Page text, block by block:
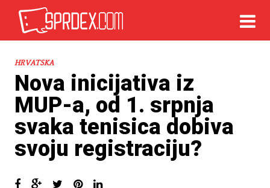
HRVATSKA
Nova inicijativa iz
MUP-a, od 1. srpnja
svaka tenisica dobiva
svoju registraciju?